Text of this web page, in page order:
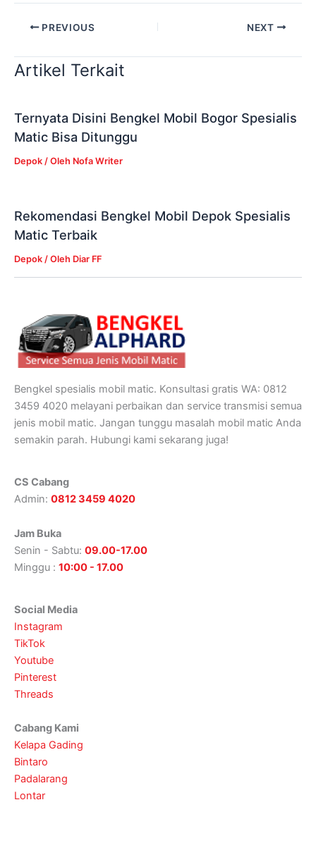
PREVIOUS NEXT
Artikel Terkait
Ternyata Disini Bengkel Mobil Bogor Spesialis
Matic Bisa Ditunggu
Depok / Oleh Nofa Writer
Rekomendasi Bengkel Mobil Depok Spesialis
Matic Terbaik
Depok / Oleh Diar FF
Bengkel spesialis mobil matic. Konsultasi gratis WA: 0812
3459 4020 melayani perbaikan dan service transmisi semua
jenis mobil matic. Jangan tunggu masalah mobil matic Anda
semakin parah. Hubungi kami sekarang juga!
CS Cabang
Admin: 0812 3459 4020
Jam Buka
Senin - Sabtu: 09.00-17.00
Minggu : 10:00 - 17.00
Social Media
Instagram
TikTok
Youtube
Pinterest
Threads
Cabang Kami
Kelapa Gading
Bintaro
Padalarang
Lontar